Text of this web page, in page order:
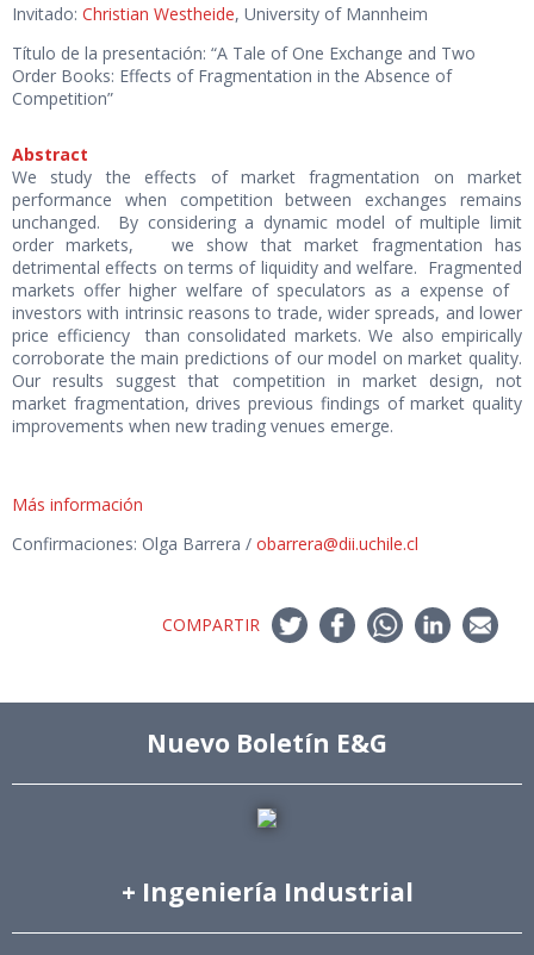
Invitado: Christian Westheide, University of Mannheim
Título de la presentación: “A Tale of One Exchange and Two
Order Books: Effects of Fragmentation in the Absence of
Competition”
Abstract
We study the effects of market fragmentation on market
performance when competition between exchanges remains
unchanged. By considering a dynamic model of multiple limit
order markets, we show that market fragmentation has
detrimental effects on terms of liquidity and welfare. Fragmented
markets offer higher welfare of speculators as a expense of
investors with intrinsic reasons to trade, wider spreads, and lower
price efficiency than consolidated markets. We also empirically
corroborate the main predictions of our model on market quality.
Our results suggest that competition in market design, not
market fragmentation, drives previous findings of market quality
improvements when new trading venues emerge.
Más información
Confirmaciones: Olga Barrera / obarrera@dii.uchile.cl
COMPARTIR
Nuevo Boletín E&G
+ Ingeniería Industrial